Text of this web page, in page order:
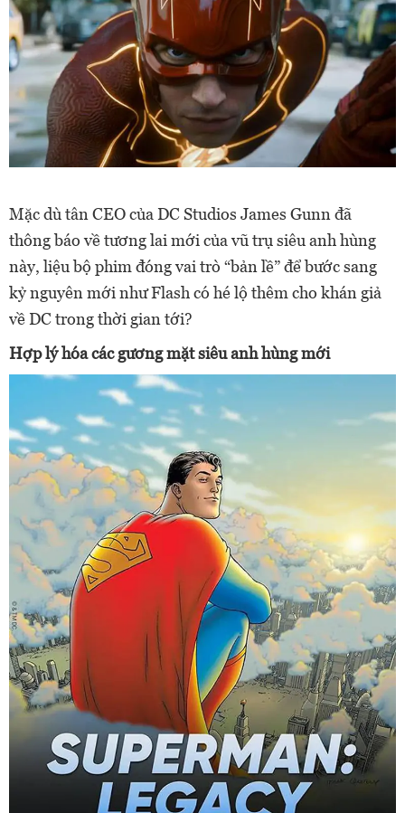
Mặc dù tân CEO của DC Studios James Gunn đã
thông báo về tương lai mới của vũ trụ siêu anh hùng
này, liệu bộ phim đóng vai trò “bản lề” để bước sang
kỷ nguyên mới như Flash có hé lộ thêm cho khán giả
về DC trong thời gian tới?
Hợp lý hóa các gương mặt siêu anh hùng mới